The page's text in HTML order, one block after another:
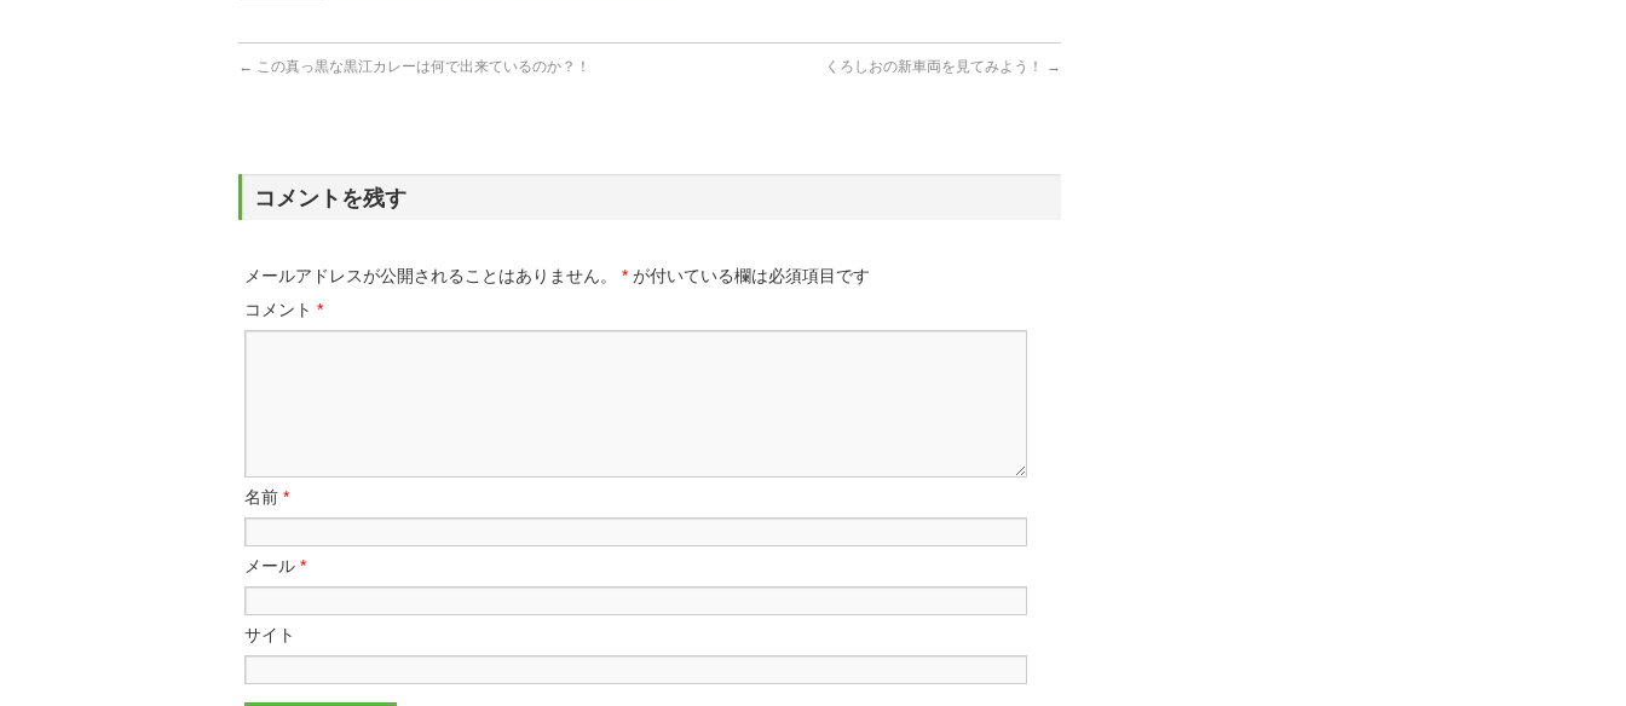
← この真っ黒な黒江カレーは何で出来ているのか？！ くろしおの新車両を見てみよう！ →
コメントを残す
メールアドレスが公開されることはありません。 * が付いている欄は必須項目です
コメント *
名前 *
メール *
サイト